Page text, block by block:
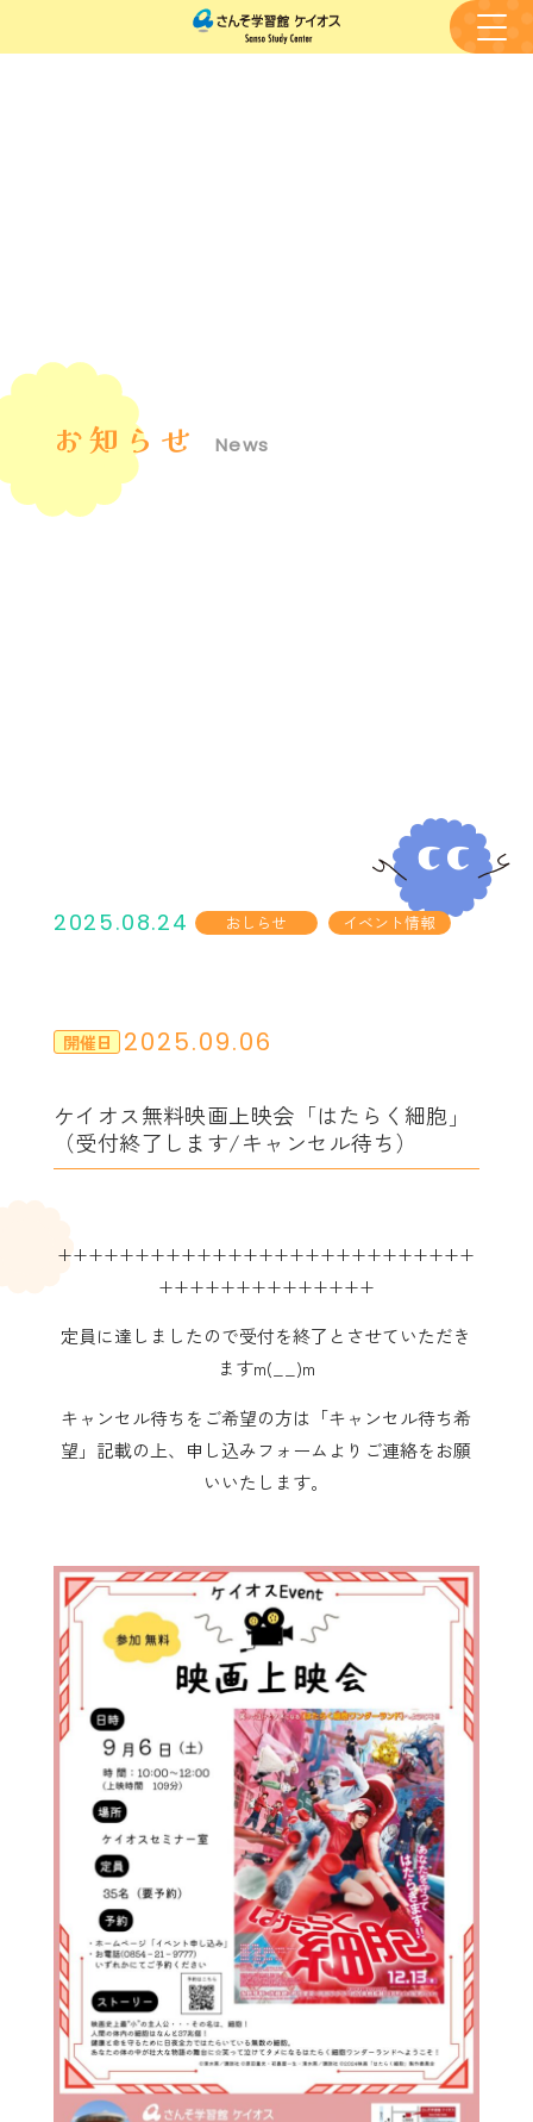
お知らせ News
2025.08.24 おしらせ イベント情報
開催日 2025.09.06
ケイオス無料映画上映会「はたらく細胞」
（受付終了します/キャンセル待ち）
+++++++++++++++++++++++++++
++++++++++++++
定員に達しましたので受付を終了とさせていただき
ますm(__)m
キャンセル待ちをご希望の方は「キャンセル待ち希
望」記載の上、申し込みフォームよりご連絡をお願
いいたします。